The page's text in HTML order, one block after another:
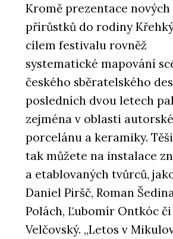
Kromě prezentace nových
přírůstků do rodiny
cílem festivalu rovněž
systematické mapování
českého sběratelského
posledních dvou letech
zejména v oblasti
porcelánu a keramiky.
tak můžete na instalace
a etablovaných tvůrců,
Daniel Piršč, Roman
Polách, Ľubomír Ontkóc
Velčovský. „Letos v